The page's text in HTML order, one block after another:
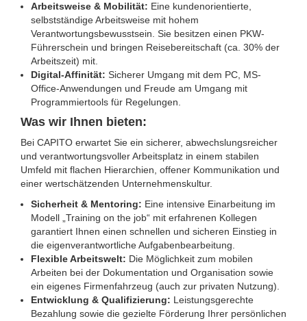
Arbeitsweise & Mobilität: Eine kundenorientierte,
selbstständige Arbeitsweise mit hohem
Verantwortungsbewusstsein. Sie besitzen einen PKW-
Führerschein und bringen Reisebereitschaft (ca. 30% der
Arbeitszeit) mit.
Digital-Affinität: Sicherer Umgang mit dem PC, MS-
Office-Anwendungen und Freude am Umgang mit
Programmiertools für Regelungen.
Was wir Ihnen bieten:
Bei CAPITO erwartet Sie ein sicherer, abwechslungsreicher
und verantwortungsvoller Arbeitsplatz in einem stabilen
Umfeld mit flachen Hierarchien, offener Kommunikation und
einer wertschätzenden Unternehmenskultur.
Sicherheit & Mentoring: Eine intensive Einarbeitung im
Modell „Training on the job“ mit erfahrenen Kollegen
garantiert Ihnen einen schnellen und sicheren Einstieg in
die eigenverantwortliche Aufgabenbearbeitung.
Flexible Arbeitswelt: Die Möglichkeit zum mobilen
Arbeiten bei der Dokumentation und Organisation sowie
ein eigenes Firmenfahrzeug (auch zur privaten Nutzung).
Entwicklung & Qualifizierung: Leistungsgerechte
Bezahlung sowie die gezielte Förderung Ihrer persönlichen